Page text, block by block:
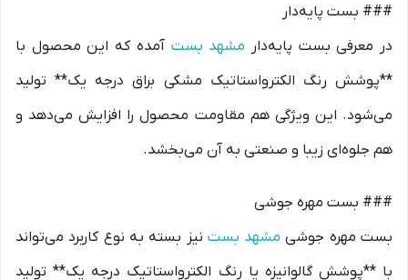
### بست پایه‌دار
در معرفی بست پایه‌دار مشهد بست آمده که این محصول با
**پوشش رنگ الکترواستاتیک مشکی براق درجه یک** تولید
می‌شود. این ویژگی هم مقاومت محصول را افزایش می‌دهد و
هم جلوه‌ای زیبا و صنعتی به آن می‌بخشد.
### بست مهره جوشی
بست مهره جوشی مشهد بست نیز بسته به نوع کاربرد می‌تواند
با **پوشش گالوانیزه یا رنگ الکترواستاتیک درجه یک** تولید